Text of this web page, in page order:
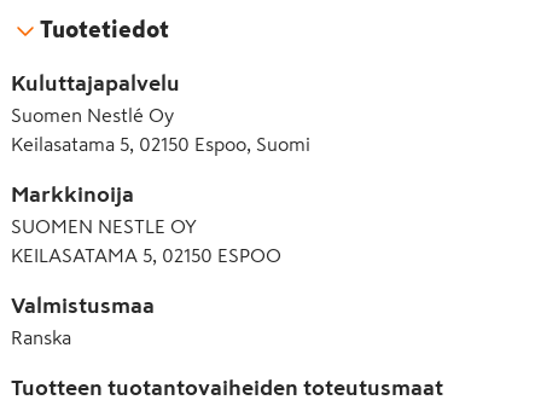
Tuotetiedot
Kuluttajapalvelu
Suomen Nestlé Oy
Keilasatama 5, 02150 Espoo, Suomi
Markkinoija
SUOMEN NESTLE OY
KEILASATAMA 5, 02150 ESPOO
Valmistusmaa
Ranska
Tuotteen tuotantovaiheiden toteutusmaat